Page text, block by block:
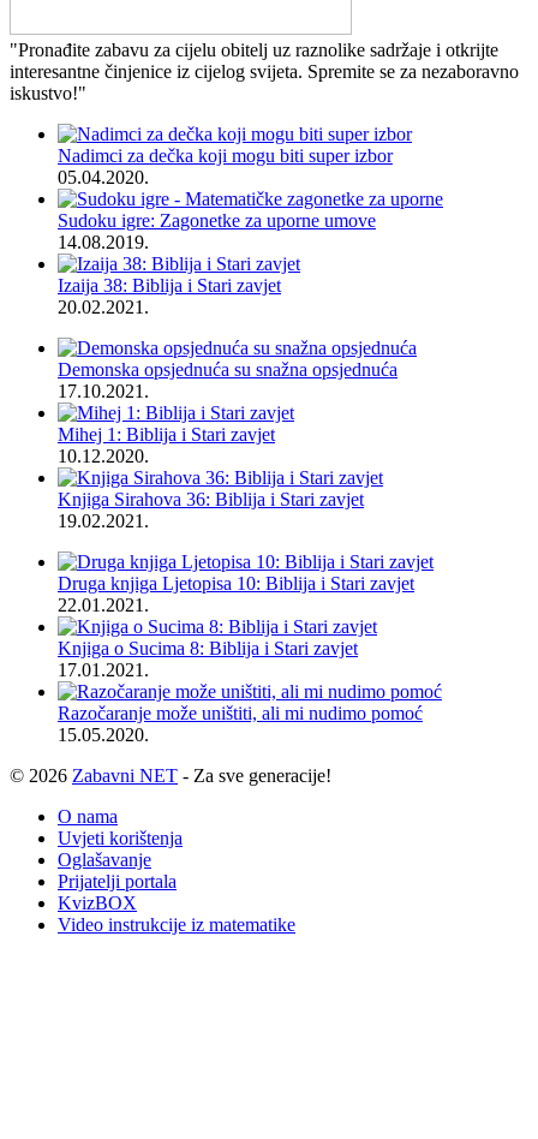
"Pronađite zabavu za cijelu obitelj uz raznolike sadržaje i otkrijte
interesantne činjenice iz cijelog svijeta. Spremite se za nezaboravno
iskustvo!"
Nadimci za dečka koji mogu biti super izbor
05.04.2020.
Sudoku igre: Zagonetke za uporne umove
14.08.2019.
Izaija 38: Biblija i Stari zavjet
20.02.2021.
Demonska opsjednuća su snažna opsjednuća
17.10.2021.
Mihej 1: Biblija i Stari zavjet
10.12.2020.
Knjiga Sirahova 36: Biblija i Stari zavjet
19.02.2021.
Druga knjiga Ljetopisa 10: Biblija i Stari zavjet
22.01.2021.
Knjiga o Sucima 8: Biblija i Stari zavjet
17.01.2021.
Razočaranje može uništiti, ali mi nudimo pomoć
15.05.2020.
© 2026 Zabavni NET - Za sve generacije!
O nama
Uvjeti korištenja
Oglašavanje
Prijatelji portala
KvizBOX
Video instrukcije iz matematike